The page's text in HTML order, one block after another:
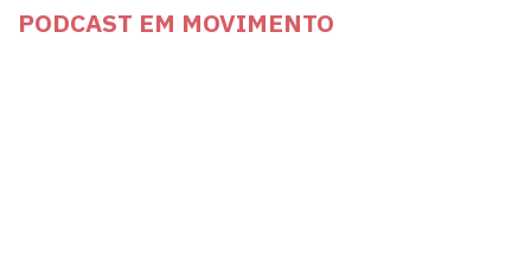
PODCAST EM MOVIMENTO